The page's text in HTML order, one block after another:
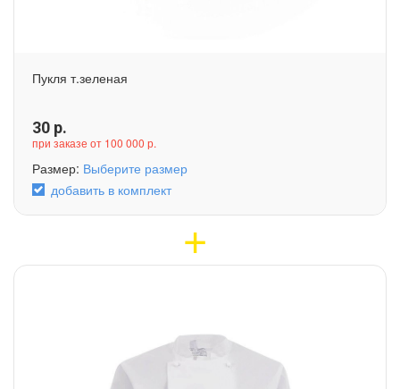
Пукля т.зеленая
30 р.
при заказе от 100 000 р.
Размер: Выберите размер
добавить в комплект